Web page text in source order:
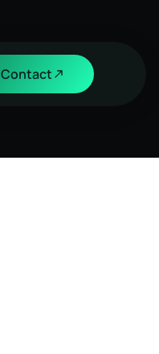
Contact